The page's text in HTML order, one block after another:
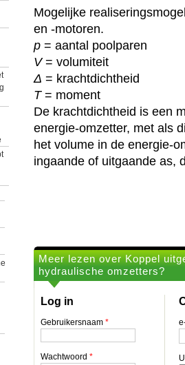
Mogelijke
en -motoren.
p = aantal poolparen
V= volumiteit
Δ = krachtdichtheid
T= moment
De krachtdichtheid is een
energie-omzetter, met als
het volume in de energie-
ingaande of uitgaande as,
Meer lezen over Koppel
hydraulische omzetters?
Log in
Gebruikersnaam *
Wachtwoord *